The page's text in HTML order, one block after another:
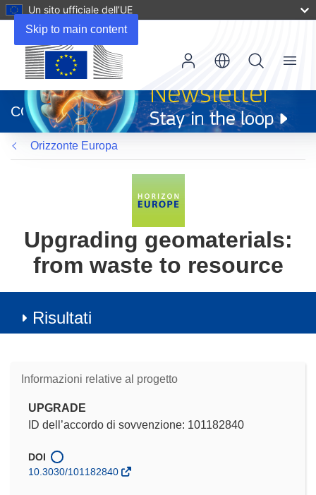
Skip to main content
Un sito ufficiale dell’UE
apre
in
una
nuova
finestra)
CORDIS
Menu
Orizzonte Europa
Upgrading geomaterials:
from waste to resource
Risultati
Informazioni relative al progetto
UPGRADE
ID dell’accordo di sovvenzione: 101182840
DOI
10.3030/101182840